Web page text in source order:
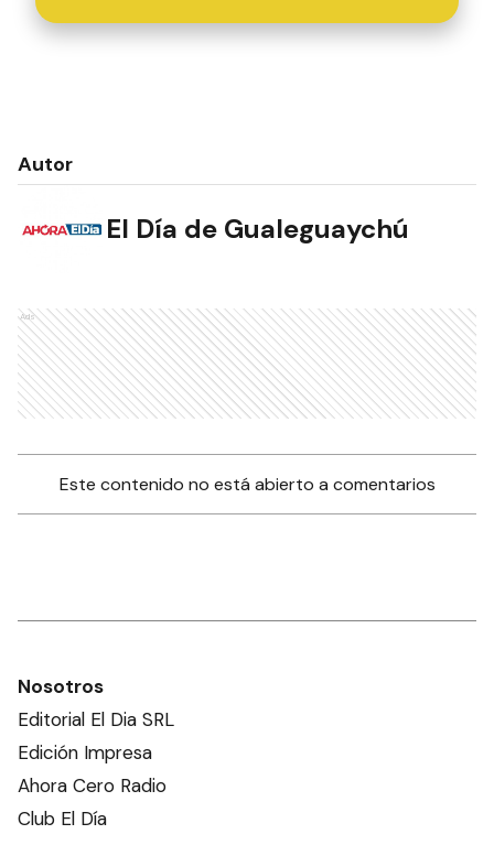
Autor
El Día de Gualeguaychú
Ads
Este contenido no está abierto a comentarios
Nosotros
Editorial El Dia SRL
Edición Impresa
Ahora Cero Radio
Club El Día